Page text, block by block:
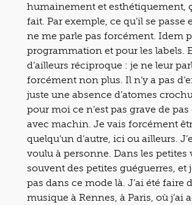
humainement et esthétiquement,
fait. Par exemple, ce qu’il se passe
ne me parle pas forcément. Idem
programmation et pour les labels.
d’ailleurs réciproque : je ne leur
forcément non plus. Il n’y a pas
juste une absence d’atomes
pour moi ce n’est pas grave de pas
avec machin. Je vais forcément
quelqu’un d’autre, ici ou ailleurs.
voulu à personne. Dans les petites
souvent des petites guéguerres, et
pas dans ce mode là. J’ai été faire
musique à Rennes, à Paris, où j’ai